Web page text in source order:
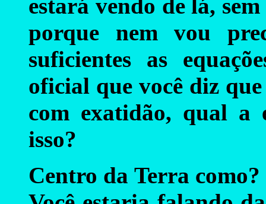
estará vendo de lá,
porque nem vou
suficientes as
oficial que você diz
com exatidão, qual a
isso?
Centro da Terra